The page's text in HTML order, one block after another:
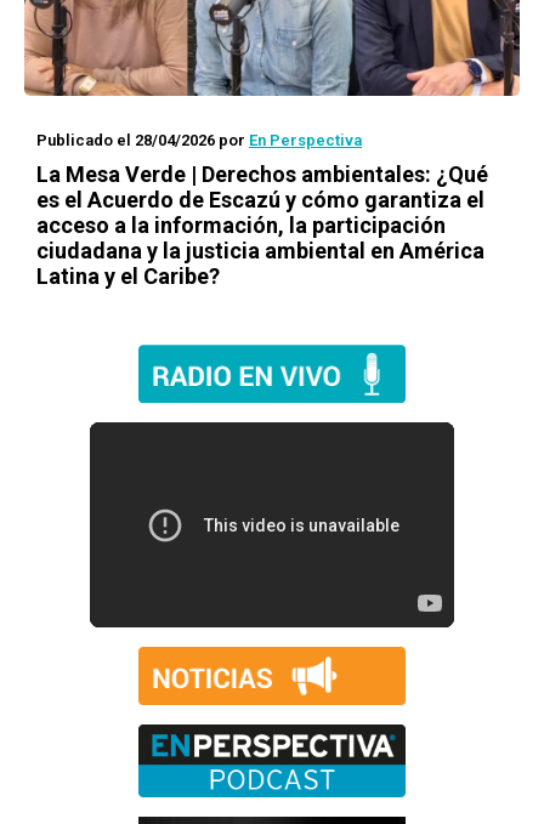
Publicado el 28/04/2026 por En Perspectiva
La Mesa Verde | Derechos ambientales: ¿Qué
es el Acuerdo de Escazú y cómo garantiza el
acceso a la información, la participación
ciudadana y la justicia ambiental en América
Latina y el Caribe?